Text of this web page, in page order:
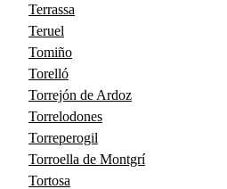
Terrassa
Teruel
Tomiño
Torelló
Torrejón de Ardoz
Torrelodones
Torreperogil
Torroella de Montgrí
Tortosa